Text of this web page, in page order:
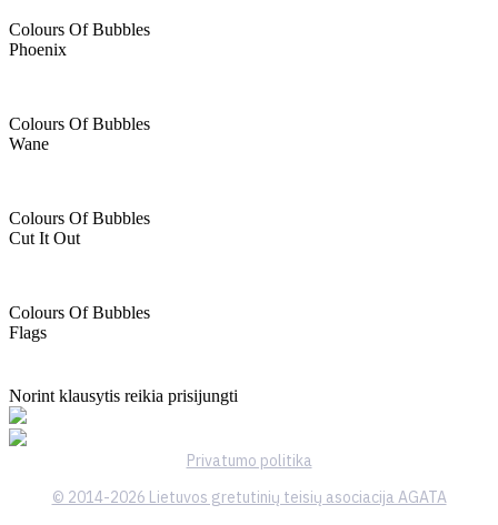
Colours Of Bubbles
Phoenix
Colours Of Bubbles
Wane
Colours Of Bubbles
Cut It Out
Colours Of Bubbles
Flags
Norint klausytis reikia prisijungti
Privatumo politika
© 2014-2026 Lietuvos gretutinių teisių asociacija AGATA